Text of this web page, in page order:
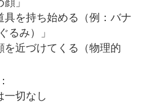
を持ち始める（例：バナ
るみ）」
近づけてくる（物理的
切なし